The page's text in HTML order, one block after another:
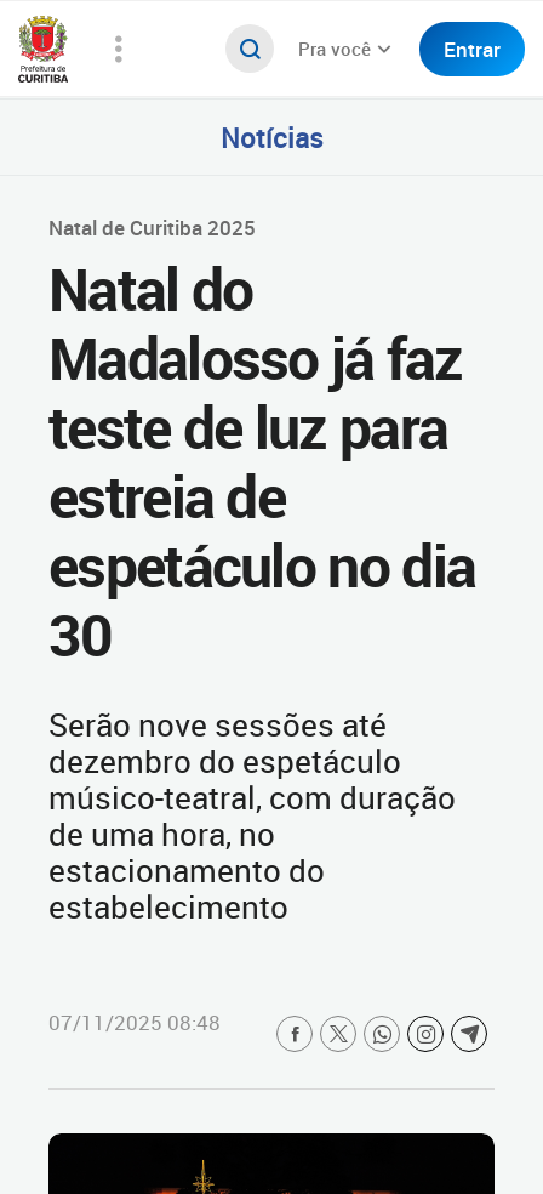
Pra você Entrar
Notícias
Natal de Curitiba 2025
Natal do
Madalosso já faz
teste de luz para
estreia de
espetáculo no dia
30
Serão nove sessões até
dezembro do espetáculo
músico-teatral, com duração
de uma hora, no
estacionamento do
estabelecimento
07/11/2025 08:48